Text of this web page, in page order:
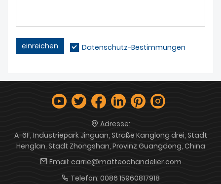
einreichen Datenschutz-Bestimmungen
Adresse:
A-6F, Industriepark Jinguan, Straße Kanglong drei, Stadt
Henglan, Stadt Zhongshan, Provinz Guangdong, China
Email: carrie@matteochandelier.com
Telefon: 0086 15960817918